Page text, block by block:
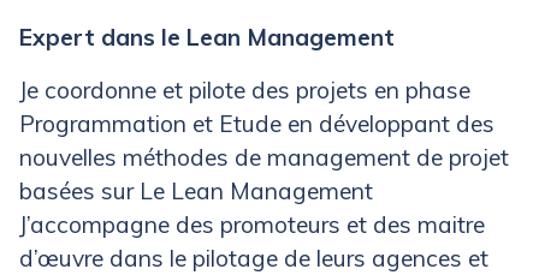
Expert dans le Lean Management
Je coordonne et pilote des projets en phase
Programmation et Etude en développant des
nouvelles méthodes de management de projet
basées sur Le Lean Management
J’accompagne des promoteurs et des maitre
d’œuvre dans le pilotage de leurs agences et